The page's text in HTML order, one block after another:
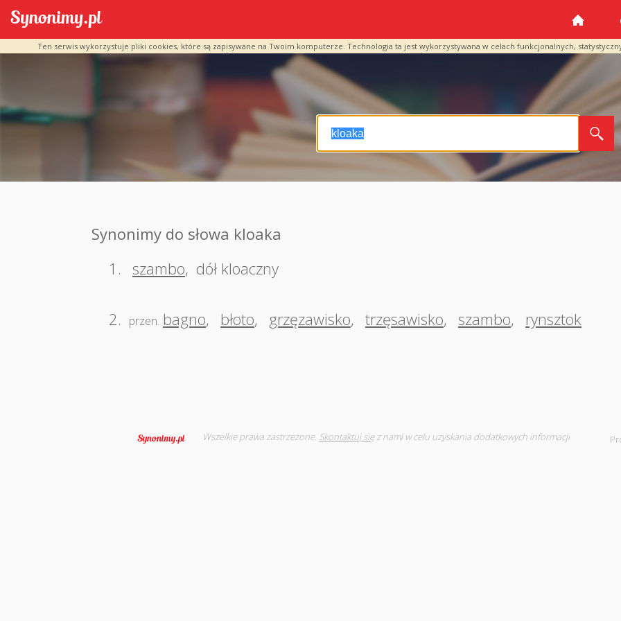
Ten serwis wykorzystuje pliki cookies, które są zapisywane na Twoim komputerze. Technologia ta jest wykorzystywana w celach funkcjonalnych,
Synonimy do słowa kloaka
1.
szambo, dół kloaczny
2. przen. bagno, błoto, grzęzawisko, trzęsawisko, szambo, rynsztok
Wszelkie prawa zastrzeżone. Skontaktuj sięz nami w celu uzyskania dodatkowych informacji